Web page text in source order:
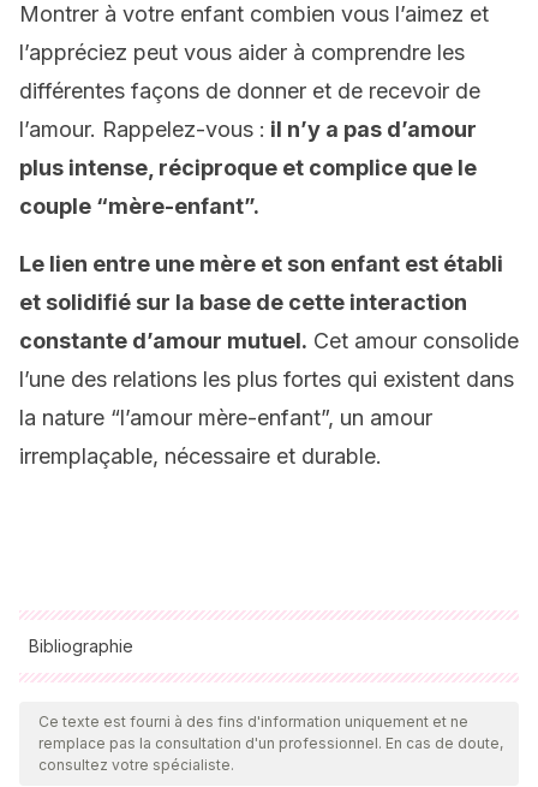
Montrer à votre enfant combien vous l’aimez et
l’appréciez peut vous aider à comprendre les
différentes façons de donner et de recevoir de
l’amour. Rappelez-vous : il n’y a pas d’amour
plus intense, réciproque et complice que le
couple “mère-enfant”.
Le lien entre une mère et son enfant est établi
et solidifié sur la base de cette interaction
constante d’amour mutuel. Cet amour consolide
l’une des relations les plus fortes qui existent dans
la nature “l’amour mère-enfant”, un amour
irremplaçable, nécessaire et durable.
Bibliographie
Toutes les sources citées ont été examinées en profondeur
par notre équipe pour garantir leur qualité, leur fiabilité, leur
actualité et leur validité. La bibliographie de cet article a été
Ce texte est fourni à des fins d'information uniquement et ne
remplace pas la consultation d'un professionnel. En cas de doute,
consultez votre spécialiste.